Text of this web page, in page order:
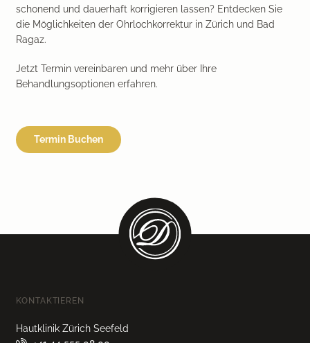
schonend und dauerhaft korrigieren lassen? Entdecken Sie
die Möglichkeiten der Ohrlochkorrektur in Zürich und Bad
Ragaz.
Jetzt Termin vereinbaren und mehr über Ihre
Behandlungsoptionen erfahren.
Termin Buchen
KONTAKTIEREN
Hautklinik Zürich Seefeld